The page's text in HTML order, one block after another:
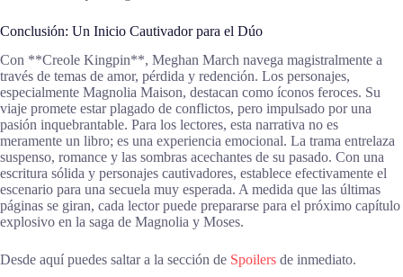
Conclusión: Un Inicio Cautivador para el Dúo
Con **Creole Kingpin**, Meghan March navega magistralmente a
través de temas de amor, pérdida y redención. Los personajes,
especialmente Magnolia Maison, destacan como íconos feroces. Su
viaje promete estar plagado de conflictos, pero impulsado por una
pasión inquebrantable. Para los lectores, esta narrativa no es
meramente un libro; es una experiencia emocional. La trama entrelaza
suspenso, romance y las sombras acechantes de su pasado. Con una
escritura sólida y personajes cautivadores, establece efectivamente el
escenario para una secuela muy esperada. A medida que las últimas
páginas se giran, cada lector puede prepararse para el próximo capítulo
explosivo en la saga de Magnolia y Moses.
Desde aquí puedes saltar a la sección de Spoilers de inmediato.